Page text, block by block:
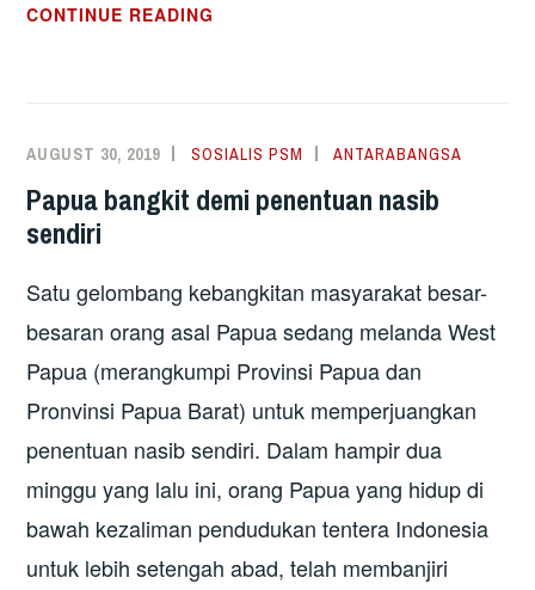
CONTINUE READING
BERSAMA
AL
YUSOP)
AUGUST 30, 2019 SOSIALIS PSM ANTARABANGSA
Papua bangkit demi penentuan nasib
sendiri
Satu gelombang kebangkitan masyarakat besar-
besaran orang asal Papua sedang melanda West
Papua (merangkumpi Provinsi Papua dan
Pronvinsi Papua Barat) untuk memperjuangkan
penentuan nasib sendiri. Dalam hampir dua
minggu yang lalu ini, orang Papua yang hidup di
bawah kezaliman pendudukan tentera Indonesia
untuk lebih setengah abad, telah membanjiri